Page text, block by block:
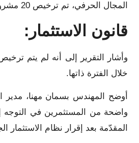
المجال الحرفي، تم ترخيص 20 مشروعاً في المدن الصناعية.
قانون الاستثمار:
خلال الفترة ذاتها.
أوضح المهندس بسمان مهنا، مدير
واضحة من المستثمرين في التوجه
المقدّمة بعد إقرار نظام الاستثمار